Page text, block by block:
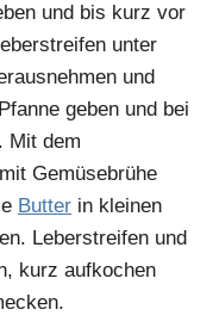
und bis kurz vor
unter
und
geben und bei
Mit dem
Gemüsebrühe
Butter in kleinen
Leberstreifen und
kurz aufkochen